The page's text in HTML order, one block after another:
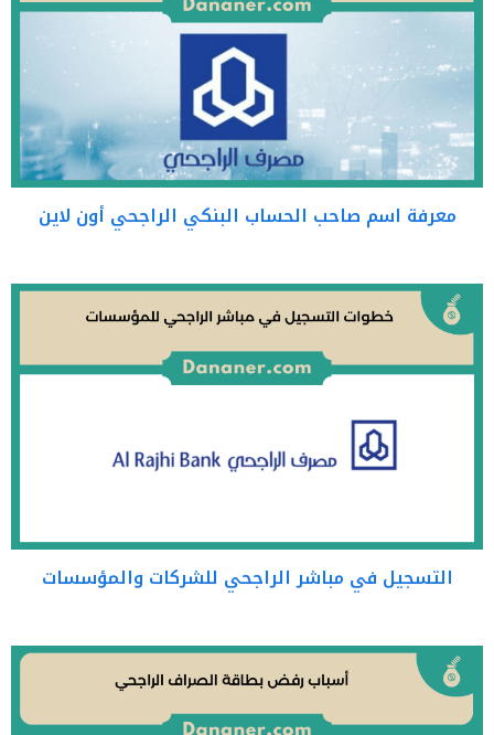
معرفة اسم صاحب الحساب البنكي الراجحي أون لاين
التسجيل في مباشر الراجحي للشركات والمؤسسات